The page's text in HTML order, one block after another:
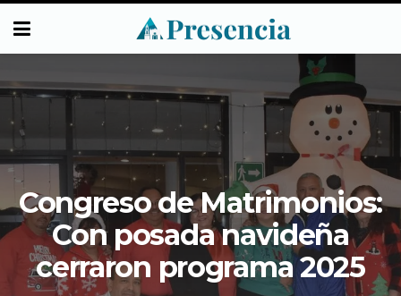
Congreso de Matrimonios:
Con posada navideña
cerraron programa 2025